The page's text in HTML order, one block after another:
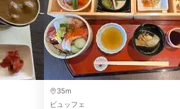
宿泊したお部屋から徒歩
えました。脱衣所にホー
スがあるのも嬉しいで
+2
35m
ビュッフェ